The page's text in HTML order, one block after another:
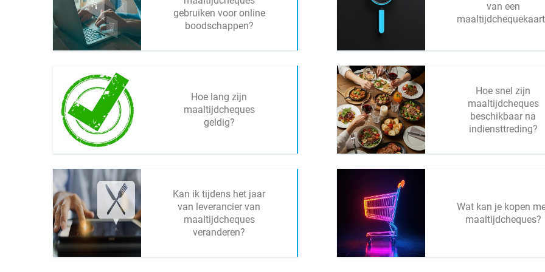
gebruiken voor online
boodschappen?
van een
Hoe lang zijn
maaltijdcheques
geldig?
Hoe snel zijn
maaltijdcheques
beschikbaar na
indiensttreding?
Kan ik tijdens het jaar
van leverancier van
maaltijdcheques
veranderen?
Wat kan je kopen
maaltijdcheques?